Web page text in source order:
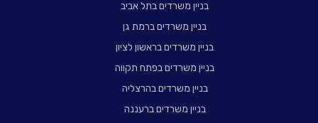
בניין משרדים בתל אביב
בניין משרדים ברמת גן
בניין משרדים בראשון לציון
בניין משרדים בפתח תקווה
בניין משרדים בהרצליה
בניין משרדים ברעננה